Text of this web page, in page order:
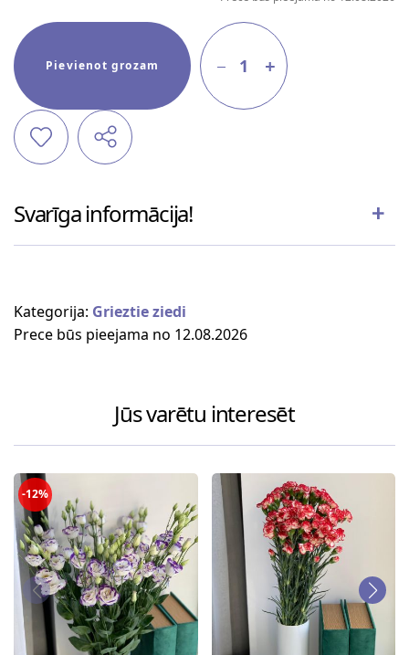
Pievienot grozam 1
Svarīga informācija!
Kategorija: Grieztie ziedi
Prece būs pieejama no 12.08.2026
Jūs varētu interesēt
-12%